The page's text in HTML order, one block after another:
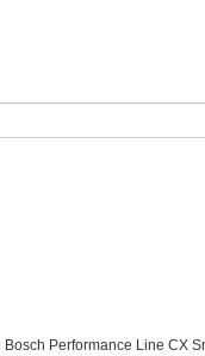
Performance Line CX